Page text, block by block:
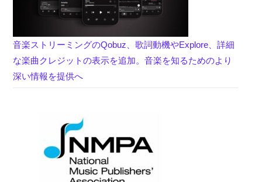
音楽ストリーミングのQobuz、歌詞動機やExplore、詳細
な楽曲クレジットの表示を追加。音楽を知るためのより
深い情報を提供へ